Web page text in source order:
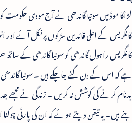
لڑاکا موڈ میں سونیا گاندھی نے آج مودی حکومت
کانگریس کے اعلیٰ قائدین سڑکوں پر نکل آئے
کانگریس راہول گاندھی کو سونیا گاندھی کے
ہے کہ اس کے دن گنے جاچکے ہیں ۔ سونیا گاندھی
بدنام کرنے کی کوشش نہ کریں ۔ زندگی نے مجھے
بنے ہیں۔ یہ تیقن دیتے ہوئے کہ ان کی پارٹی